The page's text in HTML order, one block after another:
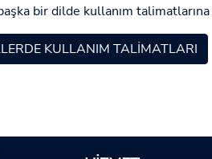
bir dilde kullanım talimatlarına
KULLANIM TALIMATLARI